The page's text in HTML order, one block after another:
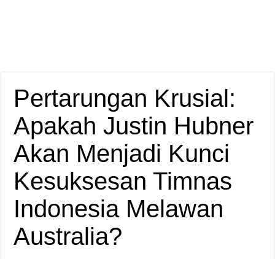
Pertarungan Krusial:
Apakah Justin Hubner
Akan Menjadi Kunci
Kesuksesan Timnas
Indonesia Melawan
Australia?